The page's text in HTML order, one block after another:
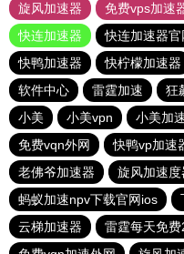
旋风加速器
免费vps加速
快连加速器
快连加速器官
快鸭加速器
快柠檬加速器
软件中心
雷霆加速 狂
小美
小美vpn 小美加
免费vqn外网
快鸭vp加速
老佛爷加速器
旋风加速度
蚂蚁加速npv下载官网ios
云梯加速器
雷霆每天免